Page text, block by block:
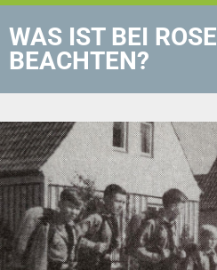
WAS IST BEI
BEACHTEN?